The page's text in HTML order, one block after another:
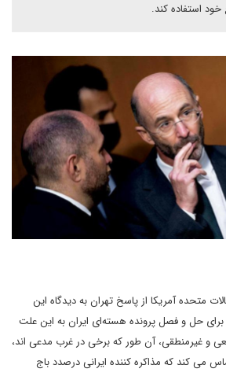
استفاده کند.
متحده آمریکا از پاسخ تهران به دیدگاه این
برای حل و فصل پرونده هسته‌ای ایران به این علت
و غیرمنطقی، آن طور که برخی در غرب مدعی اند،
می کند که مذاکره کننده ایرانی درصدد باج